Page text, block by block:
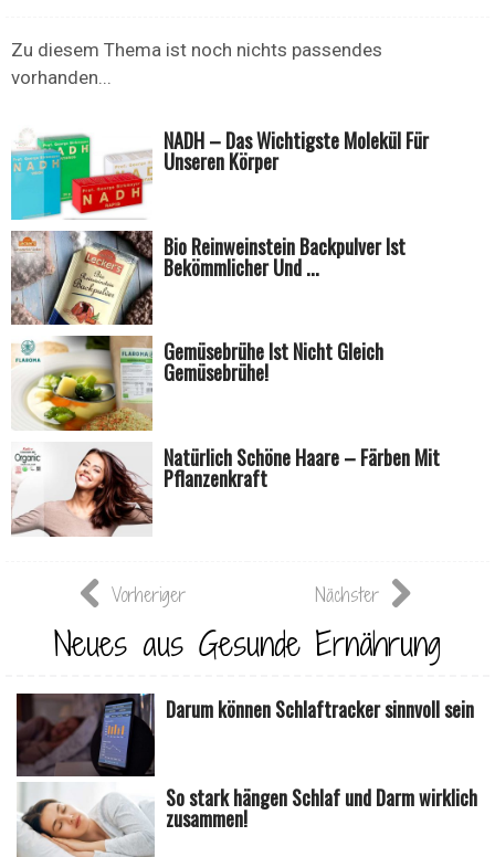
Zu diesem Thema ist noch nichts passendes
vorhanden...
NADH – Das Wichtigste Molekül Für
Unseren Körper
Bio Reinweinstein Backpulver Ist
Bekömmlicher Und ...
Gemüsebrühe Ist Nicht Gleich
Gemüsebrühe!
Natürlich Schöne Haare – Färben Mit
Pflanzenkraft
Vorheriger Nächster
Neues aus Gesunde Ernährung
Darum können Schlaftracker sinnvoll sein
So stark hängen Schlaf und Darm wirklich
zusammen!